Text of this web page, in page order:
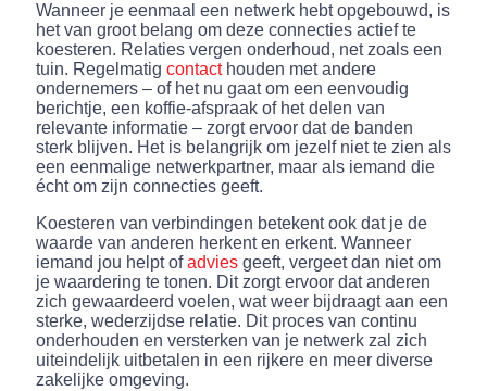
Wanneer je eenmaal een netwerk hebt opgebouwd, is
het van groot belang om deze connecties actief te
koesteren. Relaties vergen onderhoud, net zoals een
tuin. Regelmatig contacthouden met andere
ondernemers – of het nu gaat om een eenvoudig
berichtje, een koffie-afspraak of het delen van
relevante informatie – zorgt ervoor dat de banden
sterk blijven. Het is belangrijk om jezelf niet te zien als
een eenmalige netwerkpartner, maar als iemand die
écht om zijn connecties geeft.
Koesteren van verbindingen betekent ook dat je de
waarde van anderen herkent en erkent. Wanneer
iemand jou helpt ofadvies geeft, vergeet dan niet om
je waardering te tonen. Dit zorgt ervoor dat anderen
zich gewaardeerd voelen, wat weer bijdraagt aan een
sterke, wederzijdse relatie. Dit proces van continu
onderhouden en versterken van je netwerk zal zich
uiteindelijk uitbetalen in een rijkere en meer diverse
zakelijke omgeving.